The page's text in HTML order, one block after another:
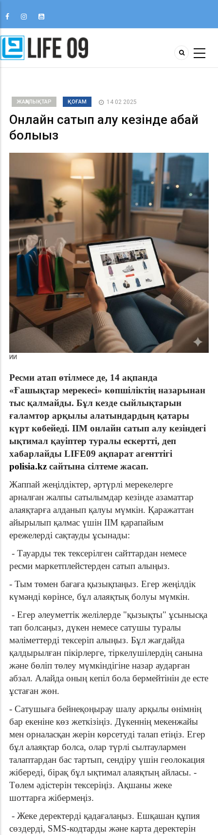
ЖАҢАЛЫҚТАР ҚОҒАМ 14 02 2025
Онлайн сатып алу кезінде абай
болыңыз
ИИ
Ресми атап өтілмесе де, 14 ақпанда
«Ғашықтар мерекесі» көпшіліктің назарынан
тыс қалмайды. Бұл кезде сыйлықтарын
ғаламтор арқылы алатындардың қатары
күрт көбейеді. ІІМ онлайн сатып алу кезіндегі
ықтимал қауіптер туралы ескертті, деп
хабарлайды LIFE09 ақпарат агенттігі
polisia.kz сайтына сілтеме жасап.
Жаппай жеңілдіктер, әртүрлі мерекелерге
арналған жалпы сатылымдар кезінде азаматтар
алаяқтарға алданып қалуы мүмкін. Қаражаттан
айырылып қалмас үшін ІІМ қарапайым
ережелерді сақтауды ұсынады:
- Тауарды тек тексерілген сайттардан немесе
ресми маркетплейстерден сатып алыңыз.
- Тым төмен бағаға қызықпаңыз. Егер жеңілдік
күмәнді көрінсе, бұл алаяқтық болуы мүмкін.
- Егер әлеуметтік желілерде "қызықты" ұсынысқа
тап болсаңыз, дүкен немесе сатушы туралы
мәліметтерді тексеріп алыңыз. Бұл жағдайда
қалдырылған пікірлерге, тіркелушілердің санына
және бөліп төлеу мүмкіндігіне назар аударған
абзал. Алайда оның кепіл бола бермейтінін де есте
ұстаған жөн.
- Сатушыға бейнеқоңырау шалу арқылы өнімнің
бар екеніне көз жеткізіңіз. Дүкеннің мекенжайы
мен орналасқан жерін көрсетуді талап етіңіз. Егер
бұл алаяқтар болса, олар түрлі сылтаулармен
талаптардан бас тартып, сендіру үшін геолокация
жібереді, бірақ бұл ықтимал алаяқтың айласы. -
Төлем әдістерін тексеріңіз. Ақшаны жеке
шоттарға жібермеңіз.
- Жеке деректерді қадағалаңыз. Ешқашан құпия
сөздерді, SMS-кодтарды және карта деректерін